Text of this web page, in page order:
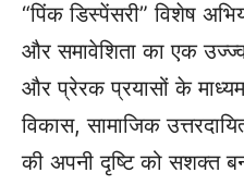
“पिंक डिस्पेंसरी” विशेष
और समावेशिता का एक
और प्रेरक प्रयासों के
विकास, सामाजिक
की अपनी दृष्टि को सशक्त